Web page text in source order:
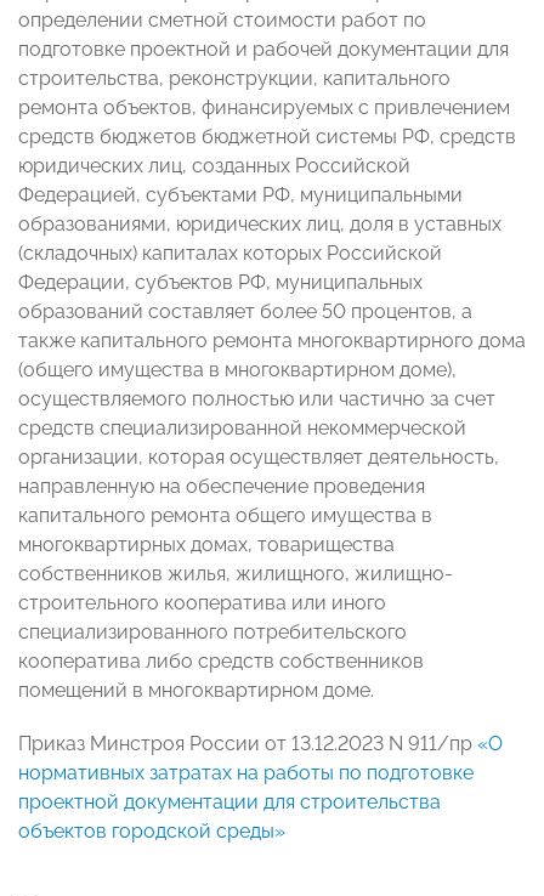
определении сметной стоимости работ по
подготовке проектной и рабочей документации для
строительства, реконструкции, капитального
ремонта объектов, финансируемых с привлечением
средств бюджетов бюджетной системы РФ, средств
юридических лиц, созданных Российской
Федерацией, субъектами РФ, муниципальными
образованиями, юридических лиц, доля в уставных
(складочных) капиталах которых Российской
Федерации, субъектов РФ, муниципальных
образований составляет более 50 процентов, а
также капитального ремонта многоквартирного дома
(общего имущества в многоквартирном доме),
осуществляемого полностью или частично за счет
средств специализированной некоммерческой
организации, которая осуществляет деятельность,
направленную на обеспечение проведения
капитального ремонта общего имущества в
многоквартирных домах, товарищества
собственников жилья, жилищного, жилищно-
строительного кооператива или иного
специализированного потребительского
кооператива либо средств собственников
помещений в многоквартирном доме.
Приказ Минстроя России от 13.12.2023 N 911/пр «О
нормативных затратах на работы по подготовке
проектной документации для строительства
объектов городской среды»